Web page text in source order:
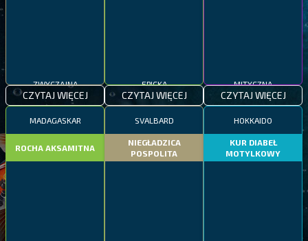
ZWYCZAJNA
CZYTAJ WIĘCEJ
EPICKA
CZYTAJ WIĘCEJ
MITYCZNA
CZYTAJ WIĘCEJ
MADAGASKAR
ROCHA AKSAMITNA
SVALBARD
NIEGŁADZICA
POSPOLITA
HOKKAIDO
KUR DIABEŁ
MOTYLKOWY